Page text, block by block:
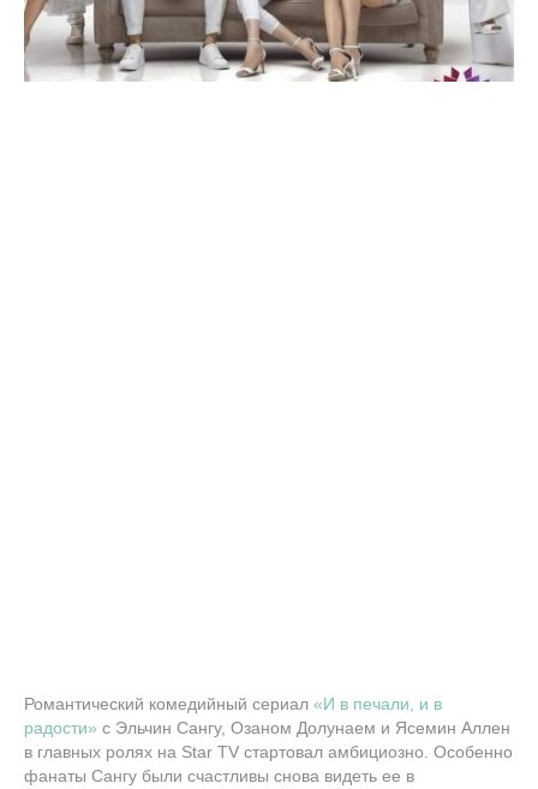
Романтический комедийный сериал «И в печали, и в
радости» с Эльчин Сангу, Озаном Долунаем и Ясемин Аллен
в главных ролях на Star TV стартовал амбициозно. Особенно
фанаты Сангу были счастливы снова видеть ее в